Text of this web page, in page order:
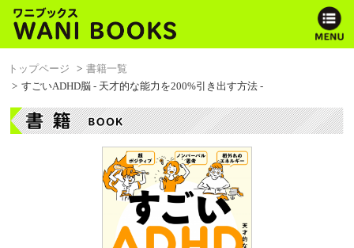
トップページ
書籍一覧
すごいADHD脳 - 天才的な能力を200%引き出す方法 -